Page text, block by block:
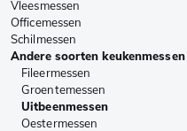
Vleesmessen
Officemessen
Schilmessen
Andere soorten keukenmessen
Fileermessen
Groentemessen
Uitbeenmessen
Oestermessen